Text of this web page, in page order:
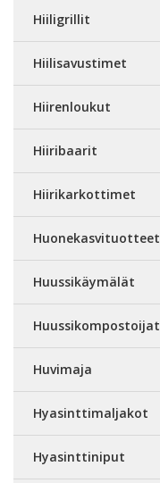
Hiiligrillit
Hiilisavustimet
Hiirenloukut
Hiiribaarit
Hiirikarkottimet
Huonekasvituotteet
Huussikäymälät
Huussikompostoijat
Huvimaja
Hyasinttimaljakot
Hyasinttiniput